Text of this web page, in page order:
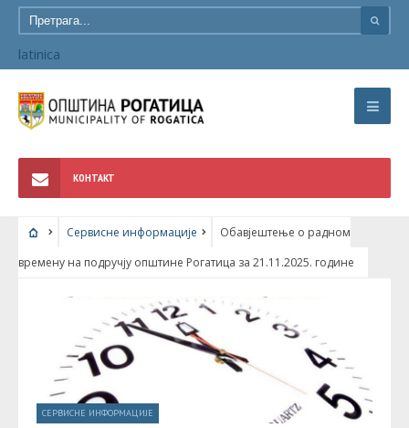
latinica
КОНТАКТ
Сервисне информације
Обавјештење о радном
времену на подручју општине Рогатица за 21.11.2025. године
СЕРВИСНЕ ИНФОРМАЦИЈЕ